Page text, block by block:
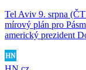
Tel Aviv 9. srpna
mírový plán pro
americký prezident